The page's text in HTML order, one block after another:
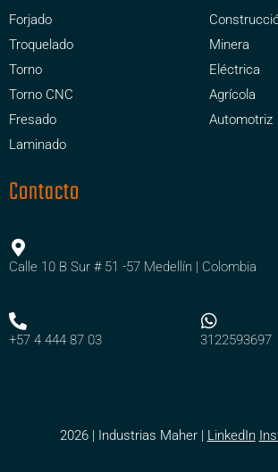
Forjado
Troquelado
Torno
Torno CNC
Fresado
Laminado
Minera
Eléctrica
Agrícola
Automotriz
Contacto
Calle 10 B Sur # 51 -57 Medellín | Colombia
+57 4 444 87 03 3122593697
2026 | Industrias Maher | LinkedIn